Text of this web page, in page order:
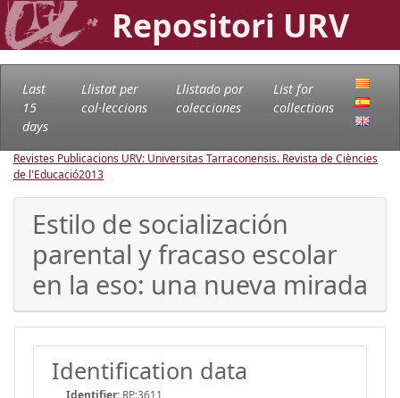
Repositori URV
Last
15
days
Llistat per
col·leccions
Llistado por
colecciones
List for
collections
Revistes Publicacions URV: Universitas Tarraconensis. Revista de Ciències
de l'Educació2013
Estilo de socialización
parental y fracaso escolar
en la eso: una nueva mirada
Identification data
Identifier: RP:3611